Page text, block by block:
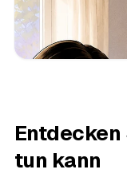
Entdecken
tun kann